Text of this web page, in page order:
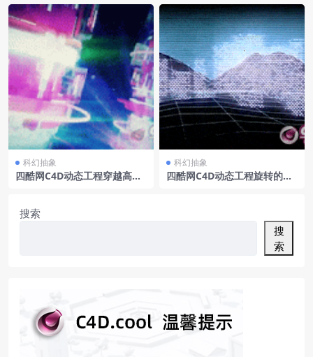
科幻抽象
四酷网C4D动态工程穿越高科
科幻抽象
四酷网C4D动态工程旋转的数
搜索
搜
索